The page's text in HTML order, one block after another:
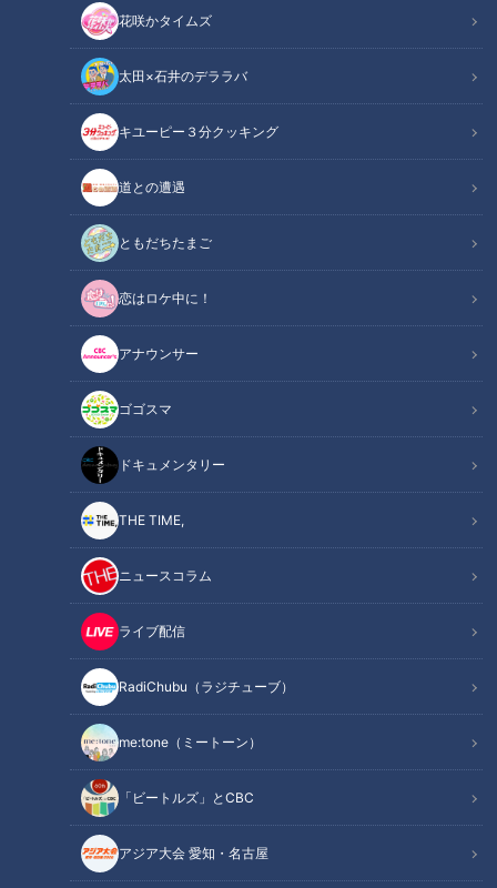
花咲かタイムズ
太田×石井のデララバ
キユーピー３分クッキング
道との遭遇
ともだちたまご
恋はロケ中に！
アナウンサー
ゴゴスマ
ドキュメンタリー
THE TIME,
ニュースコラム
ライブ配信
RadiChubu（ラジチューブ）
me:tone（ミートーン）
「ビートルズ」とCBC
アジア大会 愛知・名古屋
健康カプセル！ゲンキの時間
「健康カプセル！ゲンキの時間」アーカイブ
サマリーSummary
ゲスト：天野ひろゆき
ドクター：国際医療福祉大学 医学部教授 山王病院副院長 呼吸
器外科医 奥仲哲弥
皆さんは、しっかり呼吸ができていますか？肺や呼吸の機能が
衰えると、呼吸をしても肺が膨らんだままほとんど動かなくな
ったり、身体に十分な酸素を送れずさまざまな不調の原因につ
ながったりする事もあるのだとか。そこで今回のテーマは、ご
家庭で簡単にできる「呼吸力チェック法」！名医考案の肺年齢
を若返らせる方法もご紹介します。
身近な健康問題とその改善法を、様々なテーマで紹介する番組
『健康カプセル！ゲンキの時間』。
メインMCに石丸幹二さん、サブMCは坂下千里子さんです。
今回のテーマは「
肺年齢若返り」
皆さんは、しっかり呼吸ができていますか？肺や呼吸の機能が
衰えると、呼吸をしても肺が膨らんだままほとんど動かなくな